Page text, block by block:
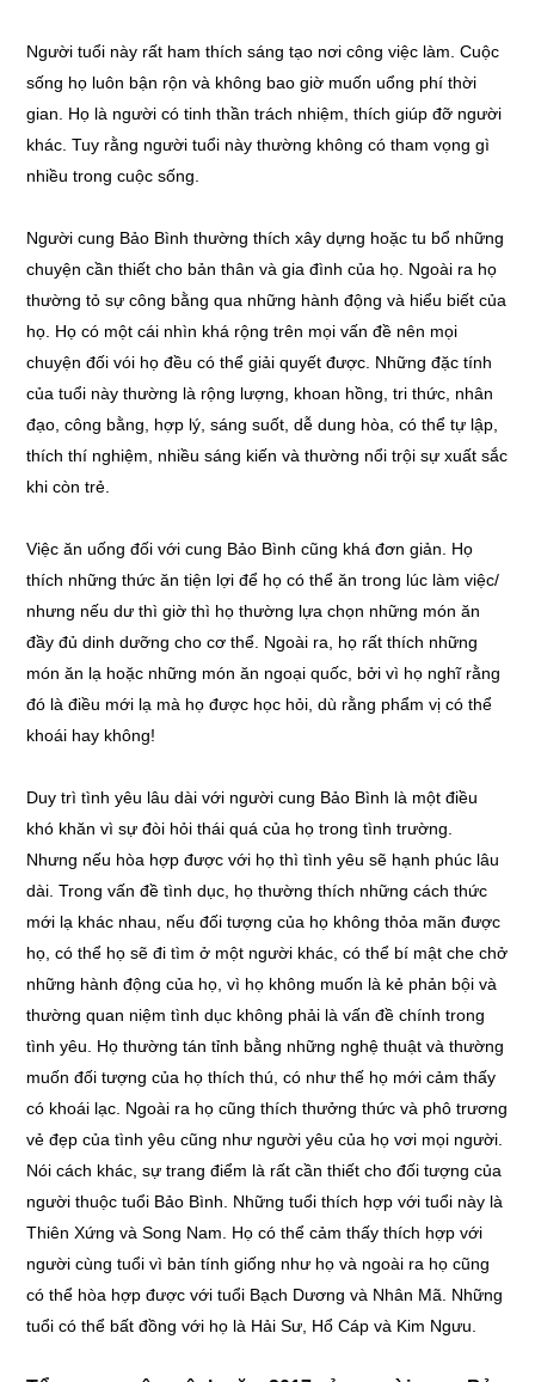
Người tuổi này rất ham thích sáng tạo nơi công việc làm. Cuộc
sống họ luôn bận rộn và không bao giờ muốn uổng phí thời
gian. Họ là người có tinh thần trách nhiệm, thích giúp đỡ người
khác. Tuy rằng người tuổi này thường không có tham vọng gì
nhiều trong cuộc sống.
Người cung Bảo Bình thường thích xây dựng hoặc tu bổ những
chuyện cần thiết cho bản thân và gia đình của họ. Ngoài ra họ
thường tỏ sự công bằng qua những hành động và hiểu biết của
họ. Họ có một cái nhìn khá rộng trên mọi vấn đề nên mọi
chuyện đối vói họ đều có thể giải quyết được. Những đặc tính
của tuổi này thường là rộng lượng, khoan hồng, tri thức, nhân
đạo, công bằng, hợp lý, sáng suốt, dễ dung hòa, có thể tự lập,
thích thí nghiệm, nhiều sáng kiến và thường nổi trội sự xuất sắc
khi còn trẻ.
Việc ăn uống đối với cung Bảo Bình cũng khá đơn giản. Họ
thích những thức ăn tiện lợi để họ có thể ăn trong lúc làm việc/
nhưng nếu dư thì giờ thì họ thường lựa chọn những món ăn
đầy đủ dinh dưỡng cho cơ thể. Ngoài ra, họ rất thích những
món ăn lạ hoặc những món ăn ngoại quốc, bởi vì họ nghĩ rằng
đó là điều mới lạ mà họ được học hỏi, dù rằng phẩm vị có thể
khoái hay không!
Duy trì tình yêu lâu dài với người cung Bảo Bình là một điều
khó khăn vì sự đòi hỏi thái quá của họ trong tình trường.
Nhưng nếu hòa hợp được với họ thì tình yêu sẽ hạnh phúc lâu
dài. Trong vấn đề tình dục, họ thường thích những cách thức
mới lạ khác nhau, nếu đối tượng của họ không thỏa mãn được
họ, có thể họ sẽ đi tìm ở một người khác, có thể bí mật che chở
những hành động của họ, vì họ không muốn là kẻ phản bội và
thường quan niệm tình dục không phải là vấn đề chính trong
tình yêu. Họ thường tán tỉnh bằng những nghệ thuật và thường
muốn đối tượng của họ thích thú, có như thế họ mới cảm thấy
có khoái lạc. Ngoài ra họ cũng thích thưởng thức và phô trương
vẻ đẹp của tình yêu cũng như người yêu của họ vơi mọi người.
Nói cách khác, sự trang điểm là rất cần thiết cho đối tượng của
người thuộc tuổi Bảo Bình. Những tuổi thích hợp với tuổi này là
Thiên Xứng và Song Nam. Họ có thể cảm thấy thích hợp với
người cùng tuổi vì bản tính giống như họ và ngoài ra họ cũng
có thể hòa hợp được với tuổi Bạch Dương và Nhân Mã. Những
tuổi có thể bất đồng với họ là Hải Sư, Hổ Cáp và Kim Ngưu.